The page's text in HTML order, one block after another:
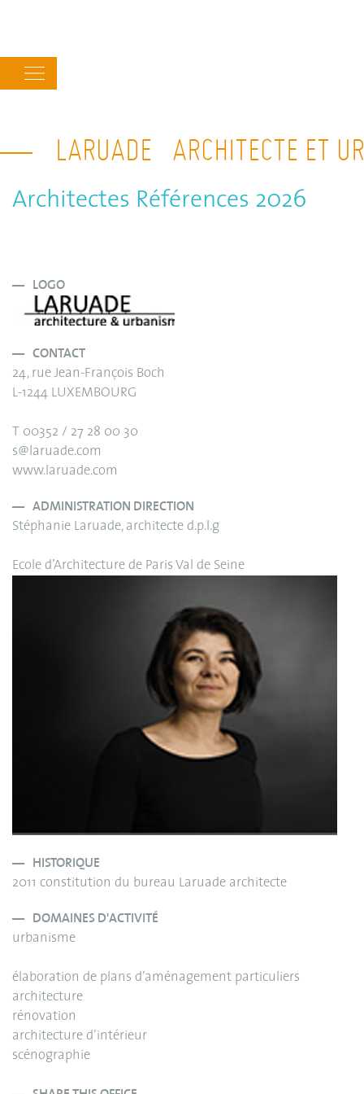
navigation
LARUADE ARCHITECTE ET
Architectes Références 2026
LOGO
CONTACT
24, rue Jean-François Boch
L-1244 LUXEMBOURG
T 00352 / 27 28 00 30
s@laruade.com
www.laruade.com
ADMINISTRATION DIRECTION
Stéphanie Laruade, architecte d.p.l.g
Ecole d’Architecture de Paris Val de Seine
HISTORIQUE
2011 constitution du bureau Laruade architecte
DOMAINES D'ACTIVITÉ
urbanisme
élaboration de plans d’aménagement particuliers
architecture
rénovation
architecture d’intérieur
scénographie